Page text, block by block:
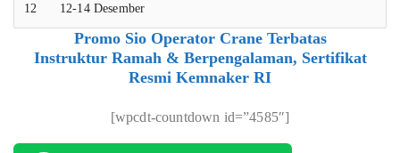
12 12-14 Desember
Promo Sio Operator Crane Terbatas
Instruktur Ramah & Berpengalaman, Sertifikat
Resmi Kemnaker RI
[wpcdt-countdown id=”4585″]